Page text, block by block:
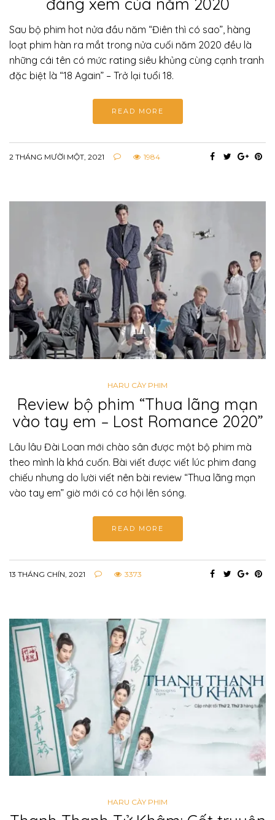
đáng xem của năm 2020
Sau bộ phim hot nửa đầu năm “Điên thì có sao”, hàng
loạt phim hàn ra mắt trong nửa cuối năm 2020 đều là
những cái tên có mức rating siêu khủng cùng cạnh tranh
đặc biệt là “18 Again” – Trở lại tuổi 18.
READ MORE
2 THÁNG MƯỜI MỘT, 2021 1984
HARU CÀY PHIM
Review bộ phim “Thua lãng mạn
vào tay em – Lost Romance 2020”
Lâu lâu Đài Loan mới chào sân được một bộ phim mà
theo mình là khá cuốn. Bài viết được viết lúc phim đang
chiếu nhưng do lười viết nên bài review “Thua lãng mạn
vào tay em” giờ mới có cơ hội lên sóng.
READ MORE
13 THÁNG CHÍN, 2021 3373
HARU CÀY PHIM